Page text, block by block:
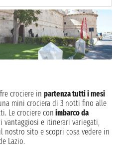
2029
LA VALLETTA
NAVIGAZIONE
2029
2029
DUBROVNIK
2029 NAVIGAZIONE
2029
crociere in partenza tutti i mesi
mini crociera di 3 notti fino alle
Le crociere con imbarco da
vantaggiosi e itinerari variegati,
nostro sito e scopri cosa vedere in
Lazio.